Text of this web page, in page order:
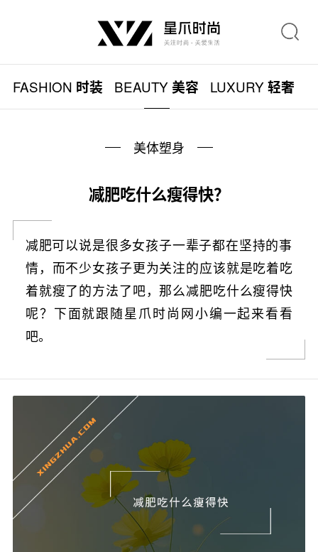
FASHION 时装 BEAUTY美容 LUXURY轻奢
美体塑身
减肥吃什么瘦得快？
减肥可以说是很多女孩子一辈子都在坚持的事
情，而不少女孩子更为关注的应该就是吃着吃
着就瘦了的方法了吧，那么减肥吃什么瘦得快
呢？下面就跟随星爪时尚网小编一起来看看
吧。